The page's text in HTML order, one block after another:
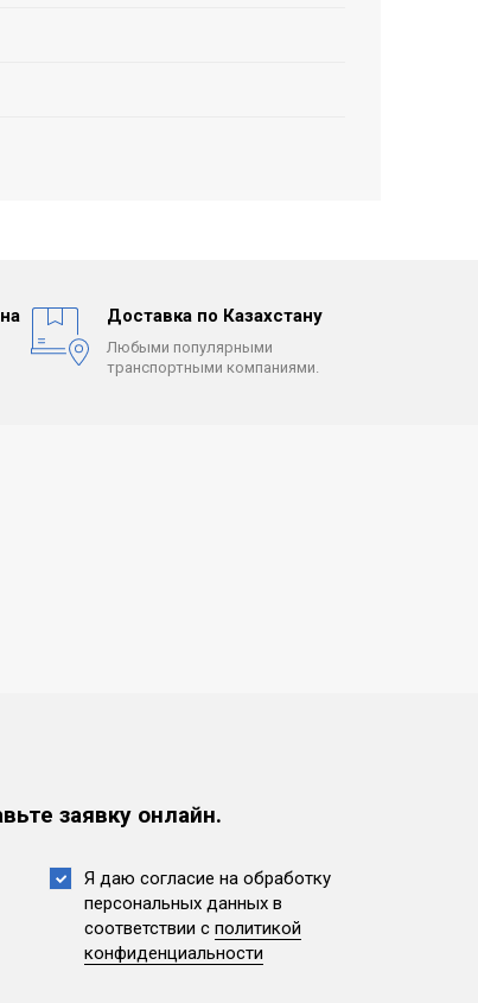
Доставка по Казахстану
Любыми популярными
транспортными компаниями.
заявку онлайн.
Я даю согласие на обработку
персональных данных в
соответствии с политикой
конфиденциальности